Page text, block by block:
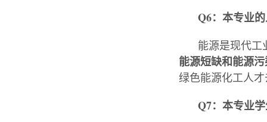
Q6：本专业
能源是现代工
能源短缺和能源
绿色能源化工人
Q7：本专业